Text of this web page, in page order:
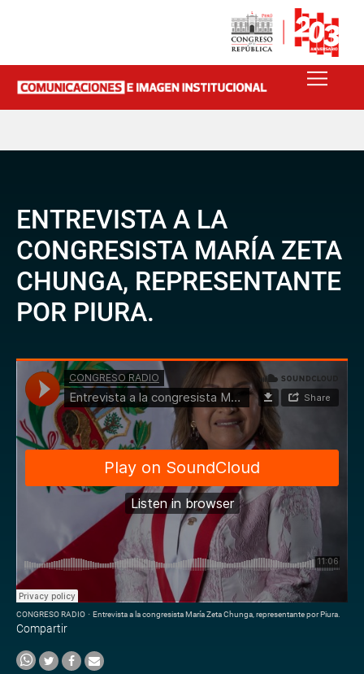
ENTREVISTA A LA
CONGRESISTA MARÍA ZETA
CHUNGA, REPRESENTANTE
POR PIURA.
CONGRESO RADIO · Entrevista a la congresista María Zeta Chunga, representante por Piura.
Compartir